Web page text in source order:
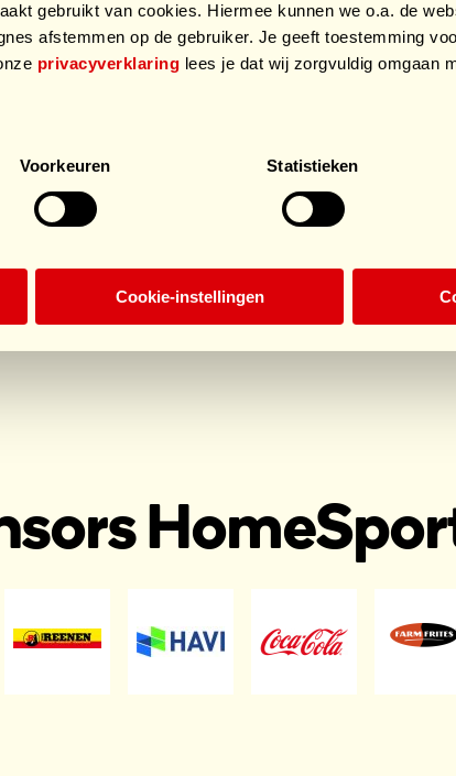
gebruikt van cookies. Hiermee kunnen we o.a. de
afstemmen op de gebruiker. Je geeft toestemming
privacyverklaring lees je dat wij zorgvuldig omgaan
Voorkeuren Statistieken
Cookie-instellingen